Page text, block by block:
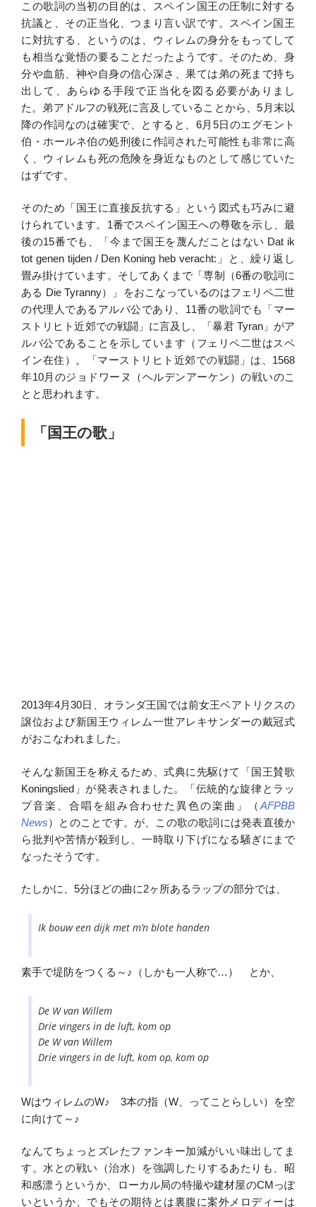
この歌詞の当初の目的は、スペイン国王の圧制に対する
抗議と、その正当化、つまり言い訳です。スペイン国王
に対抗する、というのは、ウィレムの身分をもってして
も相当な覚悟の要ることだったようです。そのため、身
分や血筋、神や自身の信心深さ、果ては弟の死まで持ち
出して、あらゆる手段で正当化を図る必要がありまし
た。弟アドルフの戦死に言及していることから、5月末以
降の作詞なのは確実で、とすると、6月5日のエグモント
伯・ホールネ伯の処刑後に作詞された可能性も非常に高
く、ウィレムも死の危険を身近なものとして感じていた
はずです。
そのため「国王に直接反抗する」という図式も巧みに避
けられています。1番でスペイン国王への尊敬を示し、最
後の15番でも、「今まで国王を蔑んだことはない Dat ik
tot genen tijden / Den Koning heb veracht:」と、繰り返し
畳み掛けています。そしてあくまで「専制（6番の歌詞に
ある Die Tyranny）」をおこなっているのはフェリペ二世
の代理人であるアルバ公であり、11番の歌詞でも「マー
ストリヒト近郊での戦闘」に言及し、「暴君 Tyran」がア
ルバ公であることを示しています（フェリペ二世はスペ
イン在住）。「マーストリヒト近郊での戦闘」は、1568
年10月のジョドワーヌ（ヘルデンアーケン）の戦いのこ
とと思われます。
「国王の歌」
2013年4月30日、オランダ王国では前女王ベアトリクスの
譲位および新国王ウィレム一世アレキサンダーの戴冠式
がおこなわれました。
そんな新国王を称えるため、式典に先駆けて「国王賛歌
Koningslied」が発表されました。「伝統的な旋律とラッ
プ音楽、合唱を組み合わせた異色の楽曲」（ AFPBB
News）とのことです。が、この歌の歌詞には発表直後か
ら批判や苦情が殺到し、一時取り下げになる騒ぎにまで
なったそうです。
たしかに、5分ほどの曲に2ヶ所あるラップの部分では、
Ik bouw een dijk met m’n blote handen
素手で堤防をつくる～♪（しかも一人称で…） とか、
De W van Willem
Drie vingers in de luft, kom op
De W van Willem
Drie vingers in de luft, kom op, kom op
WはウィレムのW♪ 3本の指（W、ってことらしい）を空
に向けて～♪
なんてちょっとズレたファンキー加減がいい味出してま
す。水との戦い（治水）を強調したりするあたりも、昭
和感漂うというか、ローカル局の特撮や建材屋のCMっぽ
いというか、でもその期待とは裏腹に案外メロディーは